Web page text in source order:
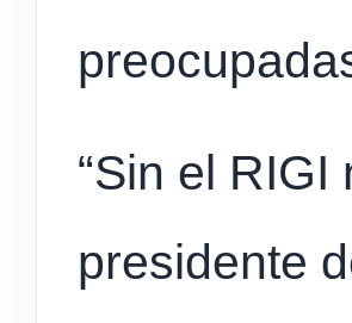
“Sin el RIGI
presidente